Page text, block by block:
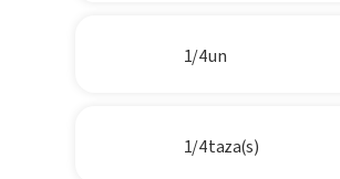
1/4 un
1/4 taza(s)